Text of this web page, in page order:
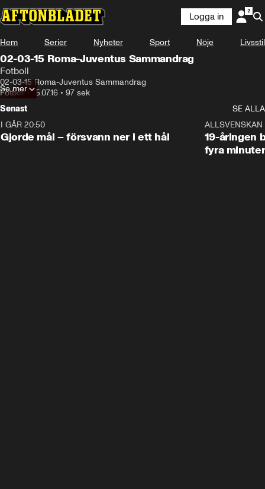
Logga in
Hem Serier Nyheter Sport Nöje Livsstil
02-03-15 Roma-Juventus Sammandrag
Fotboll
02-03-15 Roma-Juventus Sammandrag
Fotboll•15.07.16 • 97 sek
Se mer
Senast
SE ALLA
I GÅR 20:50
Gjorde mål – försvann ner i ett hål
ALLSVENSKAN
19-åringen
fyra minuter